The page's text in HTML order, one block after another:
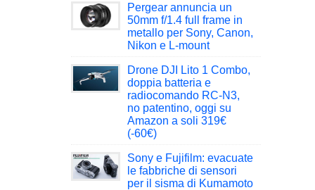
Pergear annuncia un
50mm f/1.4 full frame in
metallo per Sony, Canon,
Nikon e L-mount
Drone DJI Lito 1 Combo,
doppia batteria e
radiocomando RC-N3,
no patentino, oggi su
Amazon a soli 319€
(-60€)
Sony e Fujifilm: evacuate
le fabbriche di sensori
per il sisma di Kumamoto